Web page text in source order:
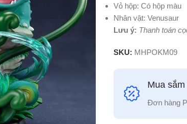
Vỏ hộp: Có hộp màu
Nhân vật: Venusaur
Lưu ý: Thanh toán
SKU: MHPOKM09
Mua
Đơn hàng